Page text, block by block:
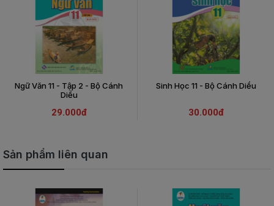
Ngữ Văn 11 - Tập 2 - Bộ Cánh
Diều
29.000đ
Sinh Học 11 - Bộ Cánh Diều
30.000đ
Sản phẩm liên quan